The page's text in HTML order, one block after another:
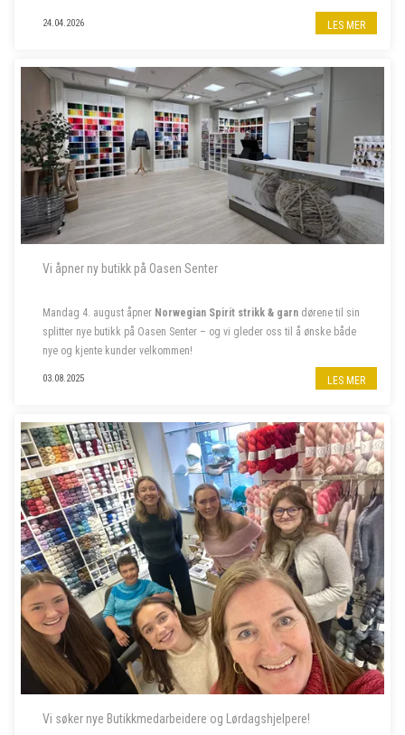
Til garnbutikken vår i Bergen sentrum søker vi butikkmedarbeider i
80% stilling, samt to sommervikarer. Les mer om stillingene nedenfor.
- - - - -
24.04.2026 LES MER
Vi åpner ny butikk på Oasen Senter
Mandag 4. august åpner Norwegian Spirit strikk & garn dørene til sin
splitter nye butikk på Oasen Senter – og vi gleder oss til å ønske både
nye og kjente kunder velkommen!
03.08.2025 LES MER
Vi søker nye Butikkmedarbeidere og Lørdagshjelpere!